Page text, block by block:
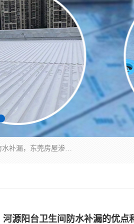
东莞市华展防水补漏装饰工程有限公司主要服务有：东莞防水补漏，东莞厂房防水补漏，东莞房屋渗漏水维修，楼面漏水维修，裂缝补漏，伸缩缝补漏，卫生间防水改造，厕所漏水补漏，外墙窗台补漏，电梯井堵漏，地下车库防水引水工程等
河源阳台卫生间防水补漏的优点